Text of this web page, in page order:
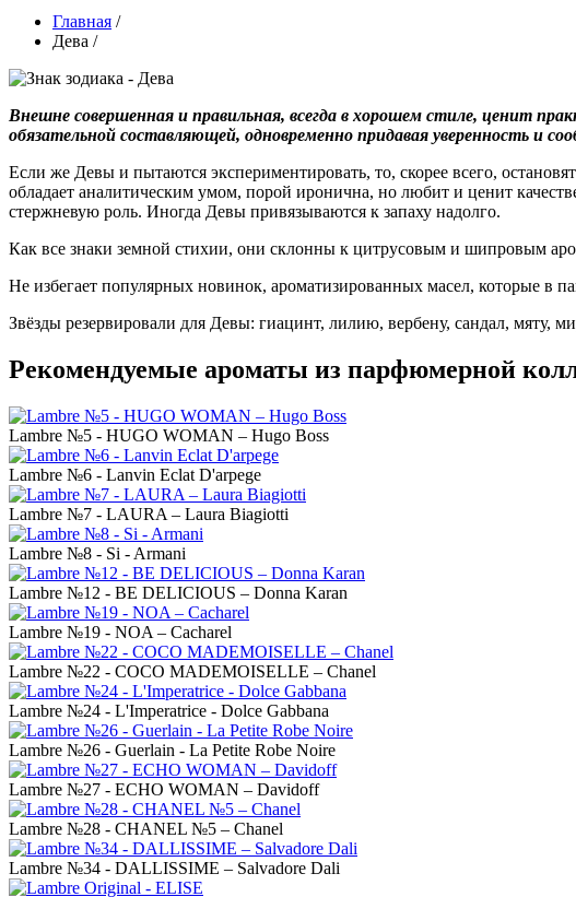
Главная /
Дева /
Внешне совершенная и правильная, всегда в хорошем стиле, ценит
обязательной составляющей, одновременно придавая уверенность и
Если же Девы и пытаются экспериментировать, то, скорее всего,
обладает аналитическим умом, порой иронична, но любит и ценит
стержневую роль. Иногда Девы привязываются к запаху надолго.
Как все знаки земной стихии, они склонны к цитрусовым и шипровым
Не избегает популярных новинок, ароматизированных масел, которые в
Звёзды резервировали для Девы: гиацинт, лилию, вербену, сандал, мяту,
Рекомендуемые ароматы из парфюмерной
Lambre №5 - HUGO WOMAN – Hugo Boss
Lambre №6 - Lanvin Eclat D'arpege
Lambre №7 - LAURA – Laura Biagiotti
Lambre №8 - Si - Armani
Lambre №12 - BE DELICIOUS – Donna Karan
Lambre №19 - NOA – Cacharel
Lambre №22 - COCO MADEMOISELLE – Chanel
Lambre №24 - L'Imperatrice - Dolce Gabbana
Lambre №26 - Guerlain - La Petite Robe Noire
Lambre №27 - ECHO WOMAN – Davidoff
Lambre №28 - CHANEL №5 – Chanel
Lambre №34 - DALLISSIME – Salvadore Dali